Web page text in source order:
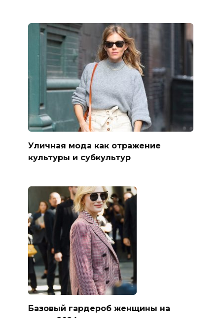
Уличная мода как отражение
культуры и субкультур
Базовый гардероб женщины на